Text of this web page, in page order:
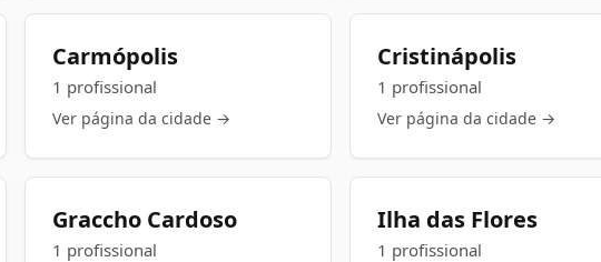
Carmópolis
1 profissional
Ver página da cidade →
Cristinápolis
1 profissional
Ver página da cidade →
Graccho Cardoso
1 profissional
Ilha das Flores
1 profissional